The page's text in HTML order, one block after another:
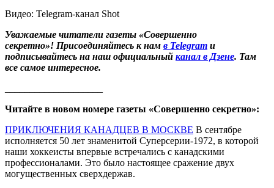
Видео: Telegram-канал Shot
Уважаемые читатели газеты «Совершенно
секретно»! Присоединяйтесь к нам в Telegram и
подписывайтесь на наш официальный канал в Дзене. Там
все самое интересное.
Читайте в новом номере газеты «Совершенно секретно»:
ПРИКЛЮЧЕНИЯ КАНАДЦЕВ В МОСКВЕ В сентябре
исполняется 50 лет знаменитой Суперсерии-1972, в которой
наши хоккеисты впервые встречались с канадскими
профессионалами. Это было настоящее сражение двух
могущественных сверхдержав.